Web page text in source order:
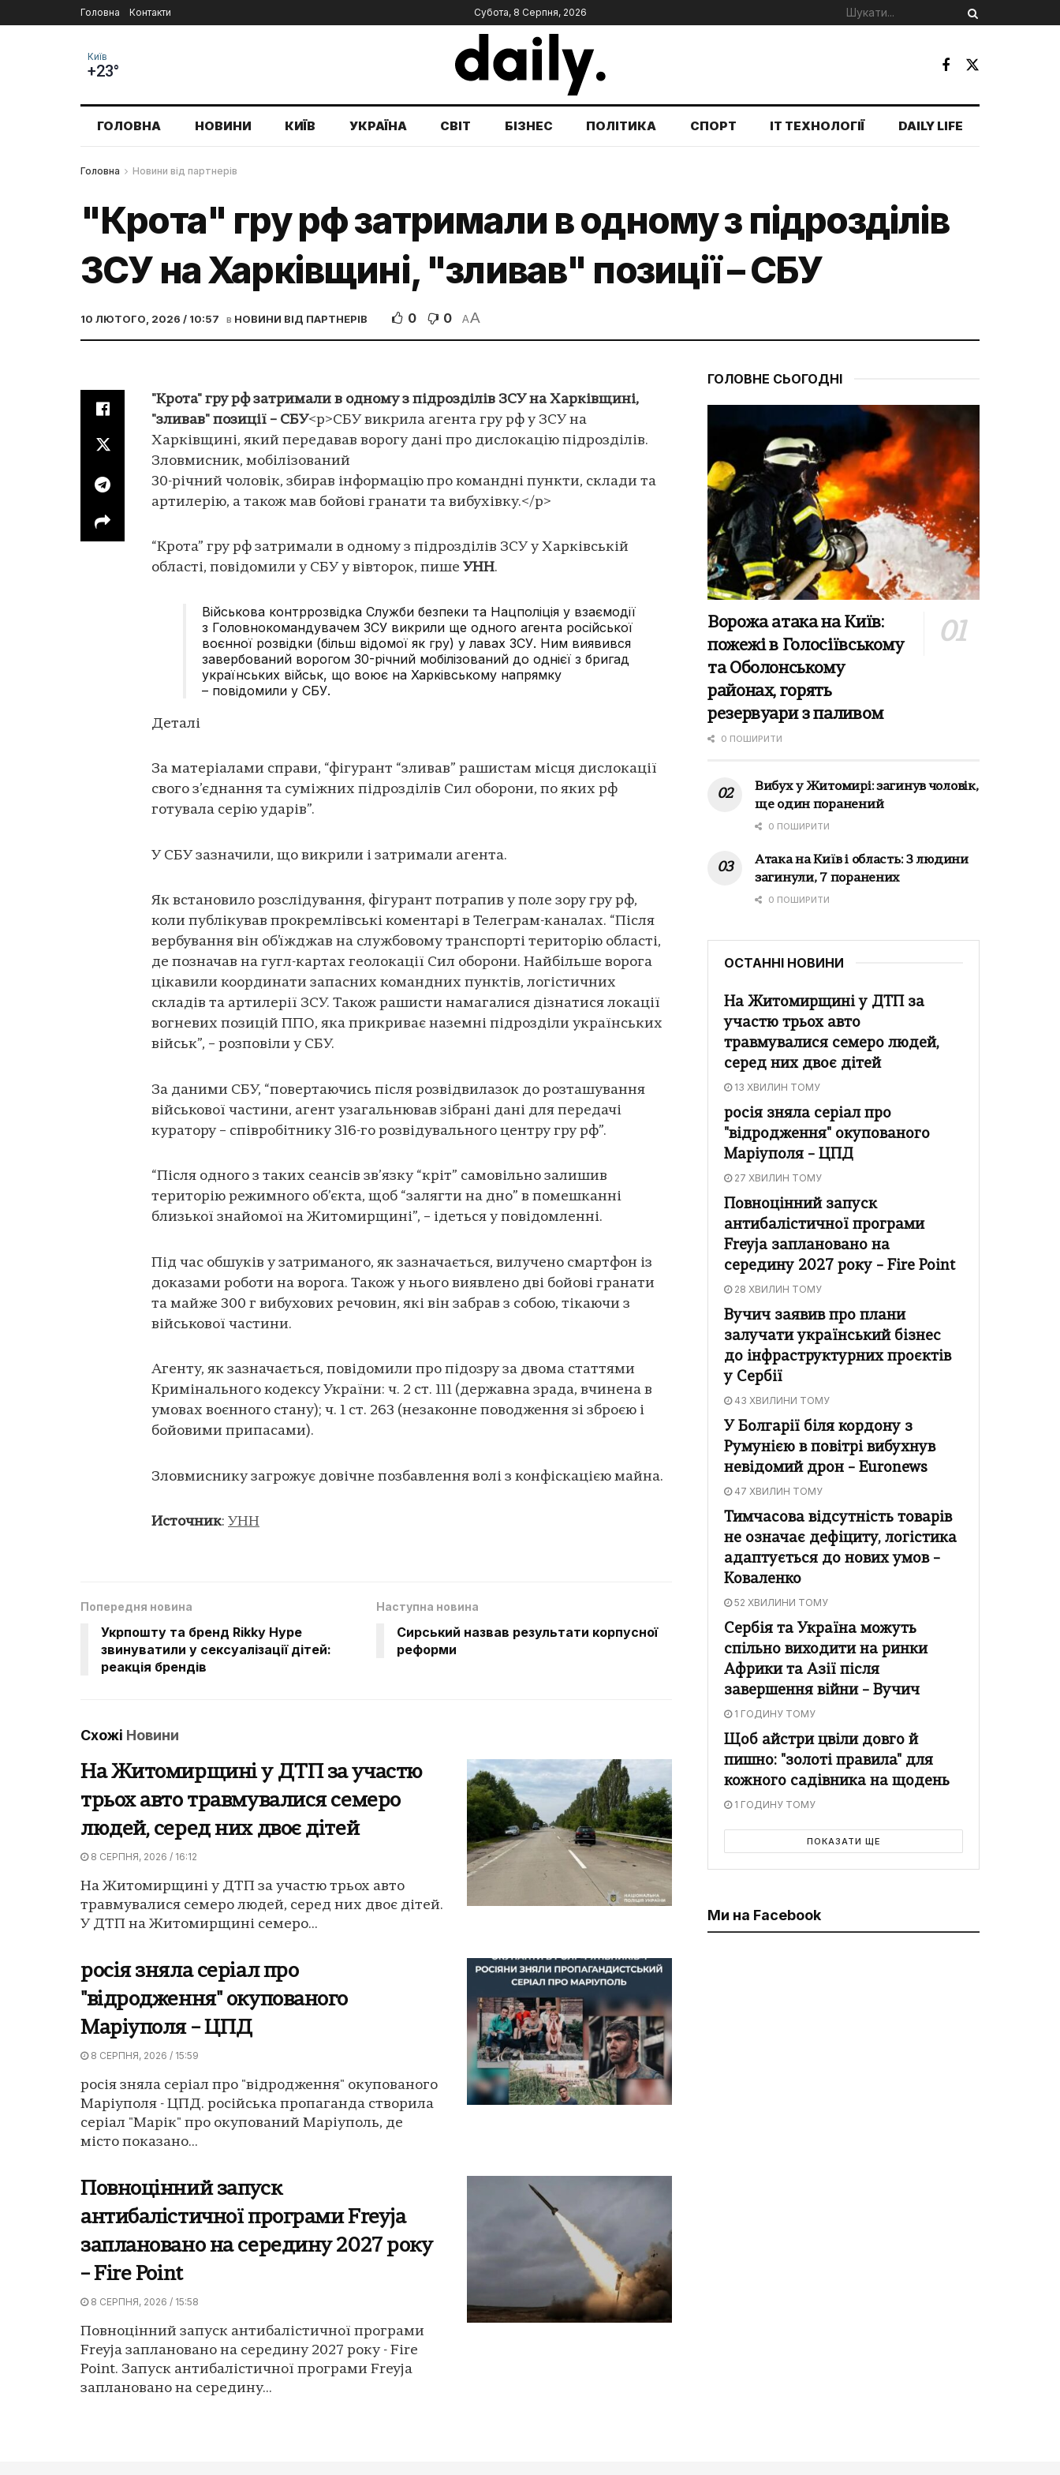
Головна Контакти Субота, 8 Серпня, 2026
Київ
+23°
ГОЛОВНА НОВИНИ КИЇВ УКРАЇНА СВІТ БІЗНЕС ПОЛІТИКА СПОРТ IT ТЕХНОЛОГІЇ DAILY LIFE
Головна Новини від партнерів
"Крота" гру рф затримали в одному з підрозділів
ЗСУ на Харківщині, "зливав" позиції – СБУ
10 ЛЮТОГО, 2026 / 10:57 в НОВИНИ ВІД ПАРТНЕРІВ 0 0 AA
"Крота" гру рф затримали в одному з підрозділів ЗСУ на Харківщині,
"зливав" позиції – СБУ<p>СБУ викрила агента гру рф у ЗСУ на
Харківщині, який передавав ворогу дані про дислокацію підрозділів.
Зловмисник, мобілізований
30-річний чоловік, збирав інформацію про командні пункти, склади та
артилерію, а також мав бойові гранати та вибухівку.</p>
“Крота” гру рф затримали в одному з підрозділів ЗСУ у Харківській
області, повідомили у СБУ у вівторок, пише УНН.
Військова контррозвідка Служби безпеки та Нацполіція у взаємодії
з Головнокомандувачем ЗСУ викрили ще одного агента російської
воєнної розвідки (більш відомої як гру) у лавах ЗСУ. Ним виявився
завербований ворогом 30-річний мобілізований до однієї з бригад
українських військ, що воює на Харківському напрямку
– повідомили у СБУ.
Деталі
За матеріалами справи, “фігурант “зливав” рашистам місця дислокації
свого з’єднання та суміжних підрозділів Сил оборони, по яких рф
готувала серію ударів”.
У СБУ зазначили, що викрили і затримали агента.
Як встановило розслідування, фігурант потрапив у поле зору гру рф,
коли публікував прокремлівські коментарі в Телеграм-каналах. “Після
вербування він об’їжджав на службовому транспорті територію області,
де позначав на гугл-картах геолокації Сил оборони. Найбільше ворога
цікавили координати запасних командних пунктів, логістичних
складів та артилерії ЗСУ. Також рашисти намагалися дізнатися локації
вогневих позицій ППО, яка прикриває наземні підрозділи українських
військ”, – розповіли у СБУ.
За даними СБУ, “повертаючись після розвідвилазок до розташування
військової частини, агент узагальнював зібрані дані для передачі
куратору – співробітнику 316-го розвідувального центру гру рф”.
“Після одного з таких сеансів зв’язку “кріт” самовільно залишив
територію режимного об’єкта, щоб “залягти на дно” в помешканні
близької знайомої на Житомирщині”, – ідеться у повідомленні.
Під час обшуків у затриманого, як зазначається, вилучено смартфон із
доказами роботи на ворога. Також у нього виявлено дві бойові гранати
та майже 300 г вибухових речовин, які він забрав з собою, тікаючи з
військової частини.
Агенту, як зазначається, повідомили про підозру за двома статтями
Кримінального кодексу України: ч. 2 ст. 111 (державна зрада, вчинена в
умовах воєнного стану); ч. 1 ст. 263 (незаконне поводження зі зброєю і
бойовими припасами).
Зловмиснику загрожує довічне позбавлення волі з конфіскацією майна.
Источник: УНН
Попередня новина
Укрпошту та бренд Rikky Hype
звинуватили у сексуалізації дітей:
реакція брендів
Наступна новина
Сирський назвав результати корпусної
реформи
Схожі Новини
На Житомирщині у ДТП за участю
трьох авто травмувалися семеро
людей, серед них двоє дітей
8 СЕРПНЯ, 2026 / 16:12
На Житомирщині у ДТП за участю трьох авто
травмувалися семеро людей, серед них двоє дітей.
У ДТП на Житомирщині семеро...
росія зняла серіал про
"відродження" окупованого
Маріуполя – ЦПД
8 СЕРПНЯ, 2026 / 15:59
росія зняла серіал про "відродження" окупованого
Маріуполя - ЦПД. російська пропаганда створила
серіал "Марік" про окупований Маріуполь, де
місто показано...
Повноцінний запуск
антибалістичної програми Freyja
заплановано на середину 2027 року
– Fire Point
8 СЕРПНЯ, 2026 / 15:58
Повноцінний запуск антибалістичної програми
Freyja заплановано на середину 2027 року - Fire
Point. Запуск антибалістичної програми Freyja
заплановано на середину...
ГОЛОВНЕ СЬОГОДНІ
Ворожа атака на Київ:
пожежі в Голосіївському
та Оболонському
районах, горять
резервуари з паливом
0 ПОШИРИТИ
Вибух у Житомирі: загинув чоловік,
ще один поранений
0 ПОШИРИТИ
Атака на Київ і область: 3 людини
загинули, 7 поранених
0 ПОШИРИТИ
ОСТАННІ НОВИНИ
На Житомирщині у ДТП за
участю трьох авто
травмувалися семеро людей,
серед них двоє дітей
13 ХВИЛИН ТОМУ
росія зняла серіал про
"відродження" окупованого
Маріуполя – ЦПД
27 ХВИЛИН ТОМУ
Повноцінний запуск
антибалістичної програми
Freyja заплановано на
середину 2027 року – Fire Point
28 ХВИЛИН ТОМУ
Вучич заявив про плани
залучати український бізнес
до інфраструктурних проєктів
у Сербії
43 ХВИЛИНИ ТОМУ
У Болгарії біля кордону з
Румунією в повітрі вибухнув
невідомий дрон – Euronews
47 ХВИЛИН ТОМУ
Тимчасова відсутність товарів
не означає дефіциту, логістика
адаптується до нових умов –
Коваленко
52 ХВИЛИНИ ТОМУ
Сербія та Україна можуть
спільно виходити на ринки
Африки та Азії після
завершення війни – Вучич
1 ГОДИНУ ТОМУ
Щоб айстри цвіли довго й
пишно: "золоті правила" для
кожного садівника на щодень
1 ГОДИНУ ТОМУ
ПОКАЗАТИ ЩЕ
Ми на Facebook